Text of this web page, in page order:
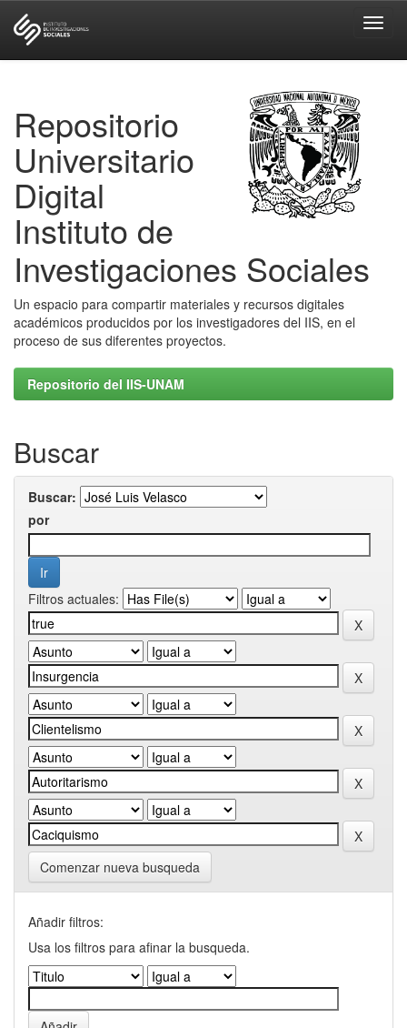
Repositorio
Universitario
Digital
Instituto de
Investigaciones Sociales
Un espacio para compartir materiales y recursos digitales
académicos producidos por los investigadores del IIS, en el
proceso de sus diferentes proyectos.
Repositorio del IIS-UNAM
Buscar
Buscar:
por
Filtros actuales:
Comenzar nueva busqueda
Añadir filtros:
Usa los filtros para afinar la busqueda.